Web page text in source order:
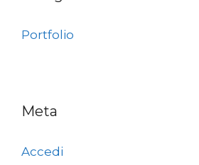
Portfolio
Meta
Accedi